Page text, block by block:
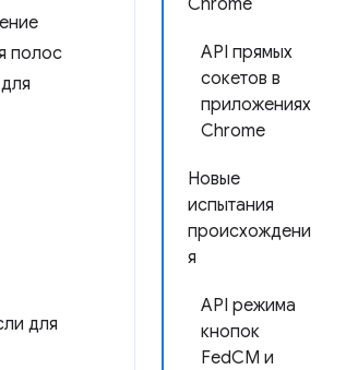
Chrome
API прямых
сокетов в
приложениях
Chrome
Новые
испытания
происхождени
я
API режима
кнопок
FedCM и
полос
для